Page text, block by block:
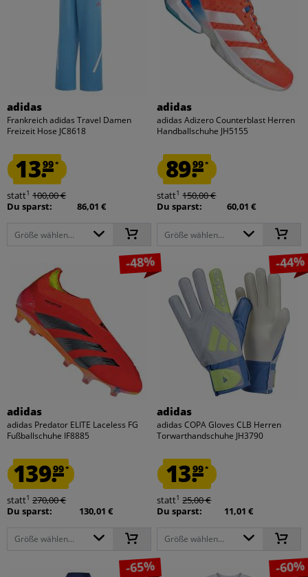
adidas
Frankreich adidas Travel Damen
Freizeit Hose JC8618
13.99*
statt1 100,00 €
Du sparst:
86,01 €
Größe wählen...
adidas
adidas Adizero Counterblast Herren
Handballschuhe JH5155
89.99*
statt1 150,00 €
Du sparst:
60,01 €
Größe wählen...
-48%
adidas
adidas Predator ELITE Laceless FG
Fußballschuhe IF8885
139.99*
statt1 270,00 €
Du sparst:
130,01 €
Größe wählen...
-44%
adidas
adidas COPA Gloves CLB Herren
Torwarthandschuhe JH3790
13.99*
statt1 25,00 €
Du sparst:
11,01 €
Größe wählen...
-65% -60%